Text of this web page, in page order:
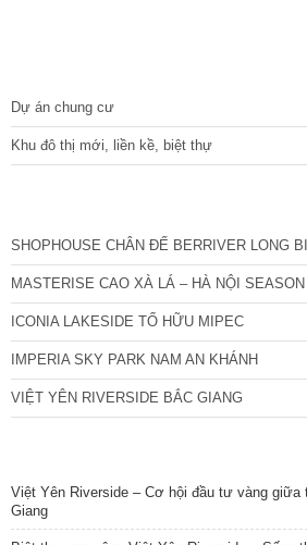
Dự án chung cư
Khu đô thị mới, liền kề, biệt thự
SHOPHOUSE CHÂN ĐẾ BERRIVER LONG
MASTERISE CAO XÀ LÁ – HÀ NỘI SEASON
ICONIA LAKESIDE TỐ HỮU MIPEC
IMPERIA SKY PARK NAM AN KHÁNH
VIỆT YÊN RIVERSIDE BẮC GIANG
Việt Yên Riverside – Cơ hội đầu tư vàng giữa
Giang